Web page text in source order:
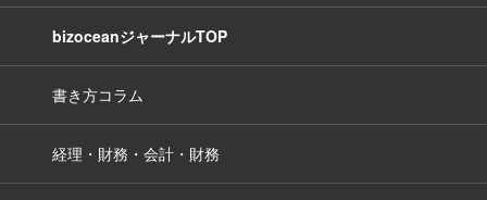
bizoceanジャーナルTOP
書き方コラム
経理・財務・会計・財務